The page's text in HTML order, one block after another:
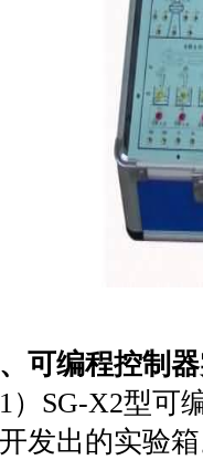
可编程控制
1）SG-X2型
发出的实验